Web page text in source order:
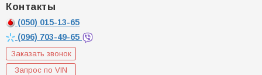
Контакты
(050) 015-13-65
(096) 703-49-65
Заказать звонок
Запрос по VIN